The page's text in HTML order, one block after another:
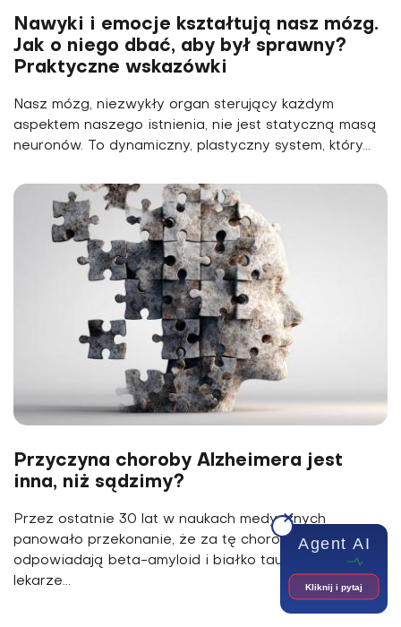
Nawyki i emocje kształtują nasz mózg.
Jak o niego dbać, aby był sprawny?
Praktyczne wskazówki
Nasz mózg, niezwykły organ sterujący każdym
aspektem naszego istnienia, nie jest statyczną masą
neuronów. To dynamiczny, plastyczny system, który...
Przyczyna choroby Alzheimera jest
inna, niż sądzimy?
Przez ostatnie 30 lat w naukach medycznych
panowało przekonanie, że za tę chorobę
odpowiadają beta-amyloid i białko tau. Nie wszyscy
lekarze...
Agent AI
Kliknij i pytaj